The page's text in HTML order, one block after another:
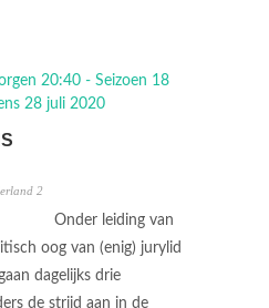
2
Onder leiding van
oog van (enig) jurylid
dagelijks drie
de strijd aan in de